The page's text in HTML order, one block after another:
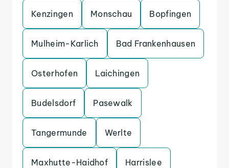
Kenzingen Monschau Bopfingen
Mulheim-Karlich Bad Frankenhausen
Osterhofen Laichingen
Budelsdorf Pasewalk
Tangermunde Werlte
Maxhutte-Haidhof Harrislee